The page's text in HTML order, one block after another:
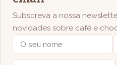
Subscreva a nossa
novidades sobre café e